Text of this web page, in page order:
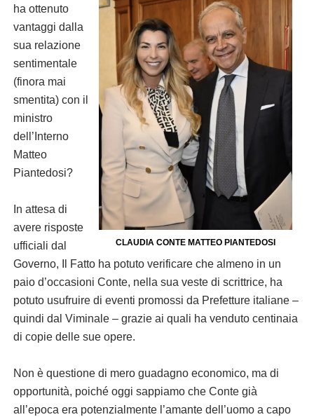
CLAUDIA CONTE MATTEO PIANTEDOSI
ha ottenuto
vantaggi dalla
sua relazione
sentimentale
(finora mai
smentita) con il
ministro
dell’Interno
Matteo
Piantedosi?
In attesa di
avere risposte
ufficiali dal
Governo, Il Fatto ha potuto verificare che almeno in un
paio d’occasioni Conte, nella sua veste di scrittrice, ha
potuto usufruire di eventi promossi da Prefetture italiane –
quindi dal Viminale – grazie ai quali ha venduto centinaia
di copie delle sue opere.
Non è questione di mero guadagno economico, ma di
opportunità, poiché oggi sappiamo che Conte già
all’epoca era potenzialmente l’amante dell’uomo a capo